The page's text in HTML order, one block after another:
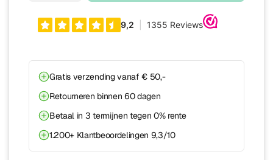
Gratis verzending vanaf € 50,-
Retourneren binnen 60 dagen
Betaal in 3 termijnen tegen 0% rente
1.200+ Klantbeoordelingen 9,3/10